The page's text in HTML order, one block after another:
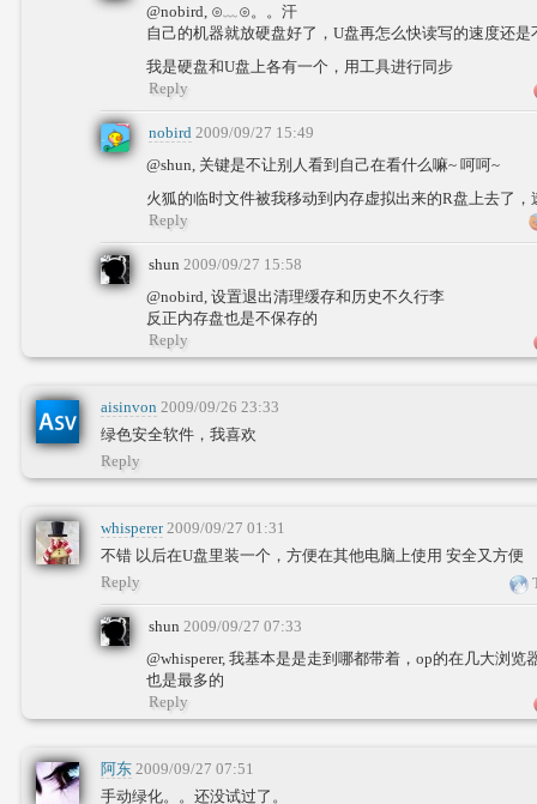
@nobird, ⊙﹏⊙。。汗
自己的机器就放硬盘好了，U盘再怎么快读写的速度还是
我是硬盘和U盘上各有一个，用工具进行同步
Reply
nobird 2009/09/27 15:49
@shun, 关键是不让别人看到自己在看什么嘛~ 呵呵~
火狐的临时文件被我移动到内存虚拟出来的R盘上去了，
Reply
shun 2009/09/27 15:58
@nobird, 设置退出清理缓存和历史不久行李
反正内存盘也是不保存的
Reply
aisinvon 2009/09/26 23:33
绿色安全软件，我喜欢
Reply
whisperer 2009/09/27 01:31
不错 以后在U盘里装一个，方便在其他电脑上使用 安全又方便
Reply
shun 2009/09/27 07:33
@whisperer, 我基本是是走到哪都带着，op的在几大浏
也是最多的
Reply
阿东 2009/09/27 07:51
手动绿化。。还没试过了。